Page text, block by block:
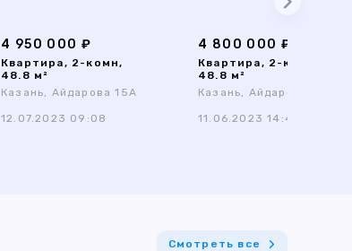
4 950 000 ₽
Квартира, 2-комн,
48.8 м²
Казань, Айдарова 15А
12.07.2023 09:08
4 800 000 ₽
Квартира, 2-комн,
48.8 м²
Казань, Айдарова 15А
11.06.2023 14:45
Смотреть все